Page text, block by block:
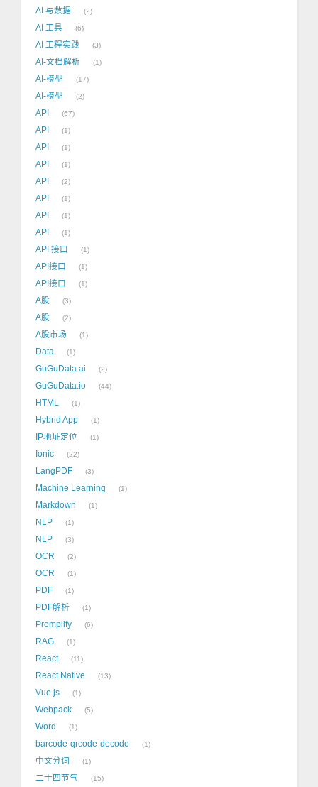
AI 与数据 2
AI 工具 6
AI 工程实践 3
AI-文档解析 1
AI-模型 17
AI-模型 2
API 67
API 1
API 1
API 1
API 2
API 1
API 1
API 1
API 接口 1
API接口 1
API接口 1
A股 3
A股 2
A股市场 1
Data 1
GuGuData.ai 2
GuGuData.io 44
HTML 1
Hybrid App 1
IP地址定位 1
Ionic 22
LangPDF 3
Machine Learning 1
Markdown 1
NLP 1
NLP 3
OCR 2
OCR 1
PDF 1
PDF解析 1
Promplify 6
RAG 1
React 11
React Native 13
Vue.js 1
Webpack 5
Word 1
barcode-qrcode-decode 1
中文分词 1
二十四节气 15